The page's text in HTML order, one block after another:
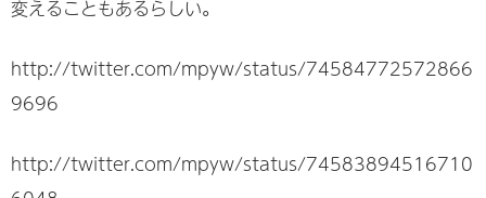
変えることもあるらしい。
http://twitter.com/mpyw/status/74584772572866
9696
http://twitter.com/mpyw/status/74583894516710